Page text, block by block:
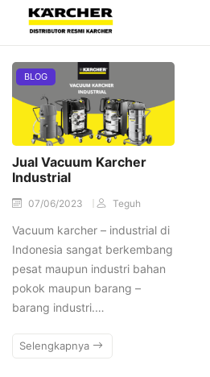
BLOG
Jual Vacuum Karcher
Industrial
07/06/2023 Teguh
Vacuum karcher – industrial di
Indonesia sangat berkembang
pesat maupun industri bahan
pokok maupun barang –
barang industri.…
Selengkapnya